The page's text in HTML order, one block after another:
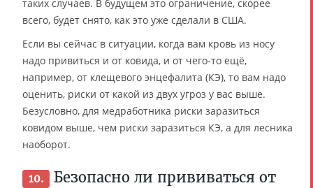
таких случаев. В будущем это ограничение, скорее
всего, будет снято, как это уже сделали в США.
Если вы сейчас в ситуации, когда вам кровь из носу
надо привиться и от ковидa, и от чего-то ещё,
например, от клещевого энцефалита (КЭ), то вам надо
оценить, риски от какой из двух угроз у вас выше.
Безусловно, для медработника риски заразиться
кoвидoм выше, чем риски заразиться КЭ, а для лесника
наоборот.
10.
Безопасно ли прививаться от